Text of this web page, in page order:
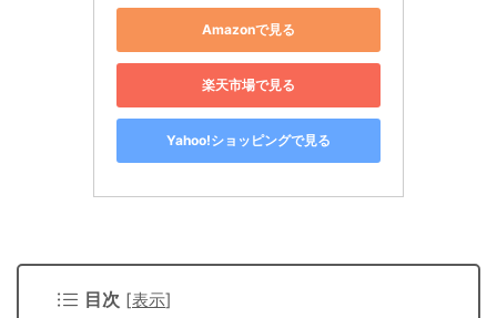
Amazonで見る
楽天市場で見る
Yahoo!ショッピングで見る
目次 [表示]